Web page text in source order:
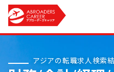
アジアの転職求人検索